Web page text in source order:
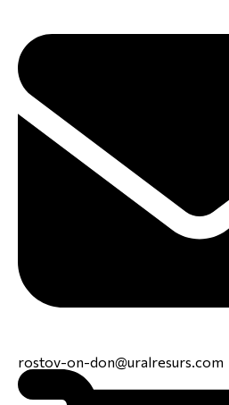
rostov-on-don@uralresurs.com